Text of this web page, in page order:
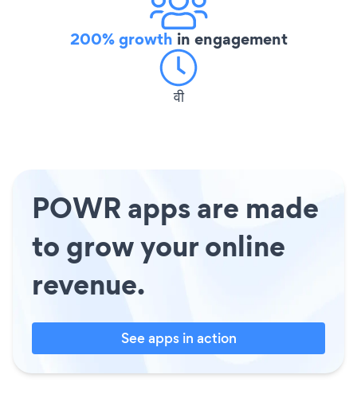
200% growth in engagement
वी
POWR apps are made
to grow your online
revenue.
See apps in action